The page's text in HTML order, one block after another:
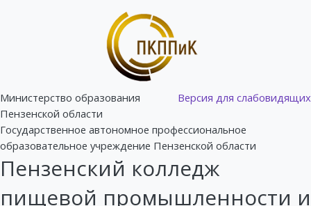
Версия для слабовидящих
Министерство образования
Пензенской области
Государственное автономное профессиональное
образовательное учреждение Пензенской области
Пензенский колледж
пищевой промышленности и